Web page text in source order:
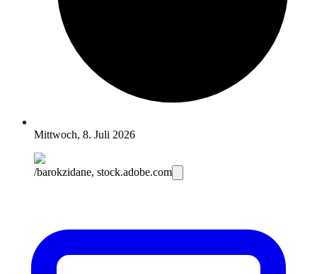
Mittwoch, 8. Juli 2026
/barokzidane, stock.adobe.com